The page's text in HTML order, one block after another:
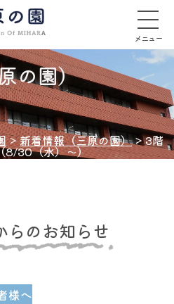
メニュー
の園）
>新着情報（三原の園）>3階
8/30（水）～）
らのお知らせ
様へ